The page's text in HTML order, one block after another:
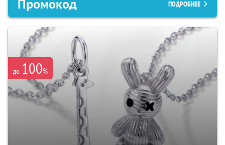
Промокод ПОДРОБНЕЕ
до 100%